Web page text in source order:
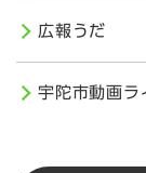
広報うだ
宇陀市動画ラ